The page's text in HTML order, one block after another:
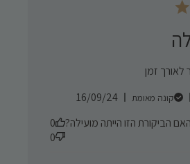
זמן
קונה מאומתPublished
16/09/24
האם הביקורת הזו הייתה מועילה?
0
0